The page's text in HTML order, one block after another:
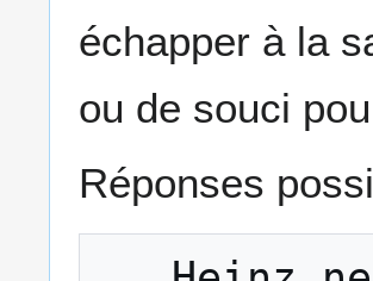
échapper à la
ou de souci
Réponses